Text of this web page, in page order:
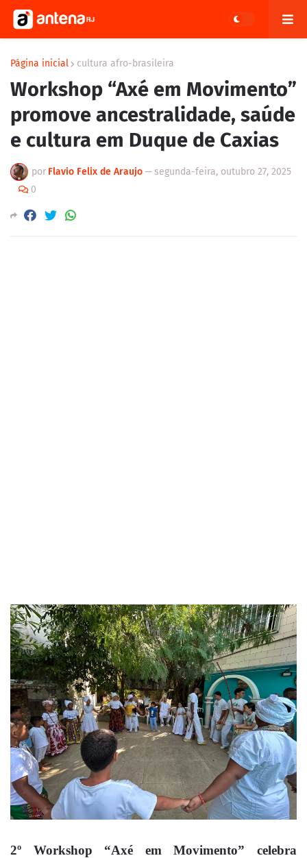
Página inicial cultura afro-brasileira
Workshop “Axé em Movimento”
promove ancestralidade, saúde
e cultura em Duque de Caxias
por Flavio Felix de Araujo— segunda-feira, outubro 27, 2025
0
2º Workshop “Axé em Movimento” celebra